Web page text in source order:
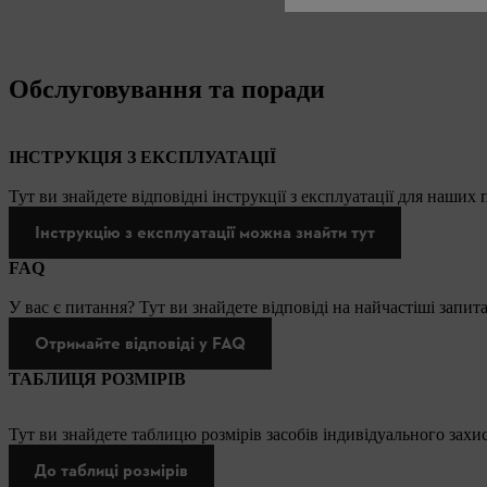
Обслуговування та поради
ІНСТРУКЦІЯ З ЕКСПЛУАТАЦІЇ
Тут ви знайдете відповідні інструкції з експлуатації для
Інструкцію з експлуатації можна знайти тут
FAQ
У вас є питання? Тут ви знайдете відповіді на найчастіші
Отримайте відповіді у FAQ
ТАБЛИЦЯ РОЗМІРІВ
Тут ви знайдете таблицю розмірів засобів індивідуального
До таблиці розмірів